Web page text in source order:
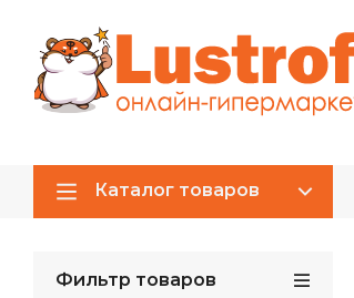
Каталог товаров
Фильтр товаров